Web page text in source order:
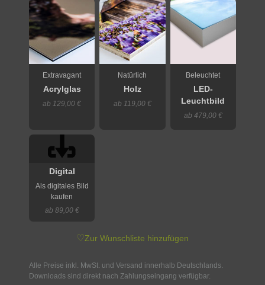
Extravagant
Acrylglas
ab 129,00 €
Natürlich
Holz
ab 119,00 €
Beleuchtet
LED-
Leuchtbild
ab 479,00 €
Digital
Als digitales Bild
kaufen
ab 89,00 €
♡Zur Wunschliste hinzufügen
Alle Preise inkl. MwSt. und Versand innerhalb Deutschlands.
Downloads sind direkt nach Zahlungseingang verfügbar.